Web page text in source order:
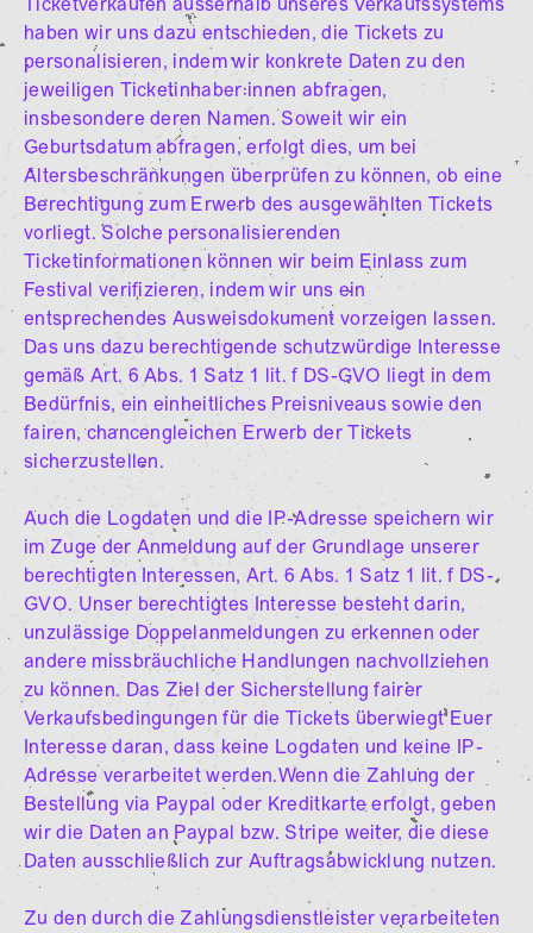
Ticketverkäufen ausserhalb unseres Verkaufssystems
haben wir uns dazu entschieden, die Tickets zu
personalisieren, indem wir konkrete Daten zu den
jeweiligen Ticketinhaber:innen abfragen,
insbesondere deren Namen. Soweit wir ein
Geburtsdatum abfragen, erfolgt dies, um bei
Altersbeschränkungen überprüfen zu können, ob eine
Berechtigung zum Erwerb des ausgewählten Tickets
vorliegt. Solche personalisierenden
Ticketinformationen können wir beim Einlass zum
Festival verifizieren, indem wir uns ein
entsprechendes Ausweisdokument vorzeigen lassen.
Das uns dazu berechtigende schutzwürdige Interesse
gemäß Art. 6 Abs. 1 Satz 1 lit. f DS-GVO liegt in dem
Bedürfnis, ein einheitliches Preisniveaus sowie den
fairen, chancengleichen Erwerb der Tickets
sicherzustellen.
Auch die Logdaten und die IP-Adresse speichern wir
im Zuge der Anmeldung auf der Grundlage unserer
berechtigten Interessen, Art. 6 Abs. 1 Satz 1 lit. f DS-
GVO. Unser berechtigtes Interesse besteht darin,
unzulässige Doppelanmeldungen zu erkennen oder
andere missbräuchliche Handlungen nachvollziehen
zu können. Das Ziel der Sicherstellung fairer
Verkaufsbedingungen für die Tickets überwiegt Euer
Interesse daran, dass keine Logdaten und keine IP-
Adresse verarbeitet werden.Wenn die Zahlung der
Bestellung via Paypal oder Kreditkarte erfolgt, geben
wir die Daten an Paypal bzw. Stripe weiter, die diese
Daten ausschließlich zur Auftragsabwicklung nutzen.
Zu den durch die Zahlungsdienstleister verarbeiteten